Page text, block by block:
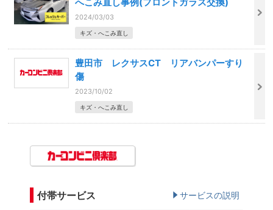
へこみ直し事例(フロントガラス交換)
2024/03/03
キズ・へこみ直し
豊田市 レクサスCT リアバンパーすり
傷
2023/10/02
キズ・へこみ直し
付帯サービス サービスの説明